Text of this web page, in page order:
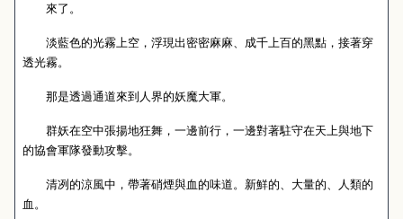
來了。
淡藍色的光霧上空，浮現出密密麻麻、成千上百的黑點，接著穿
透光霧。
那是透過通道來到人界的妖魔大軍。
群妖在空中張揚地狂舞，一邊前行，一邊對著駐守在天上與地下
的協會軍隊發動攻擊。
清冽的涼風中，帶著硝煙與血的味道。新鮮的、大量的、人類的
血。